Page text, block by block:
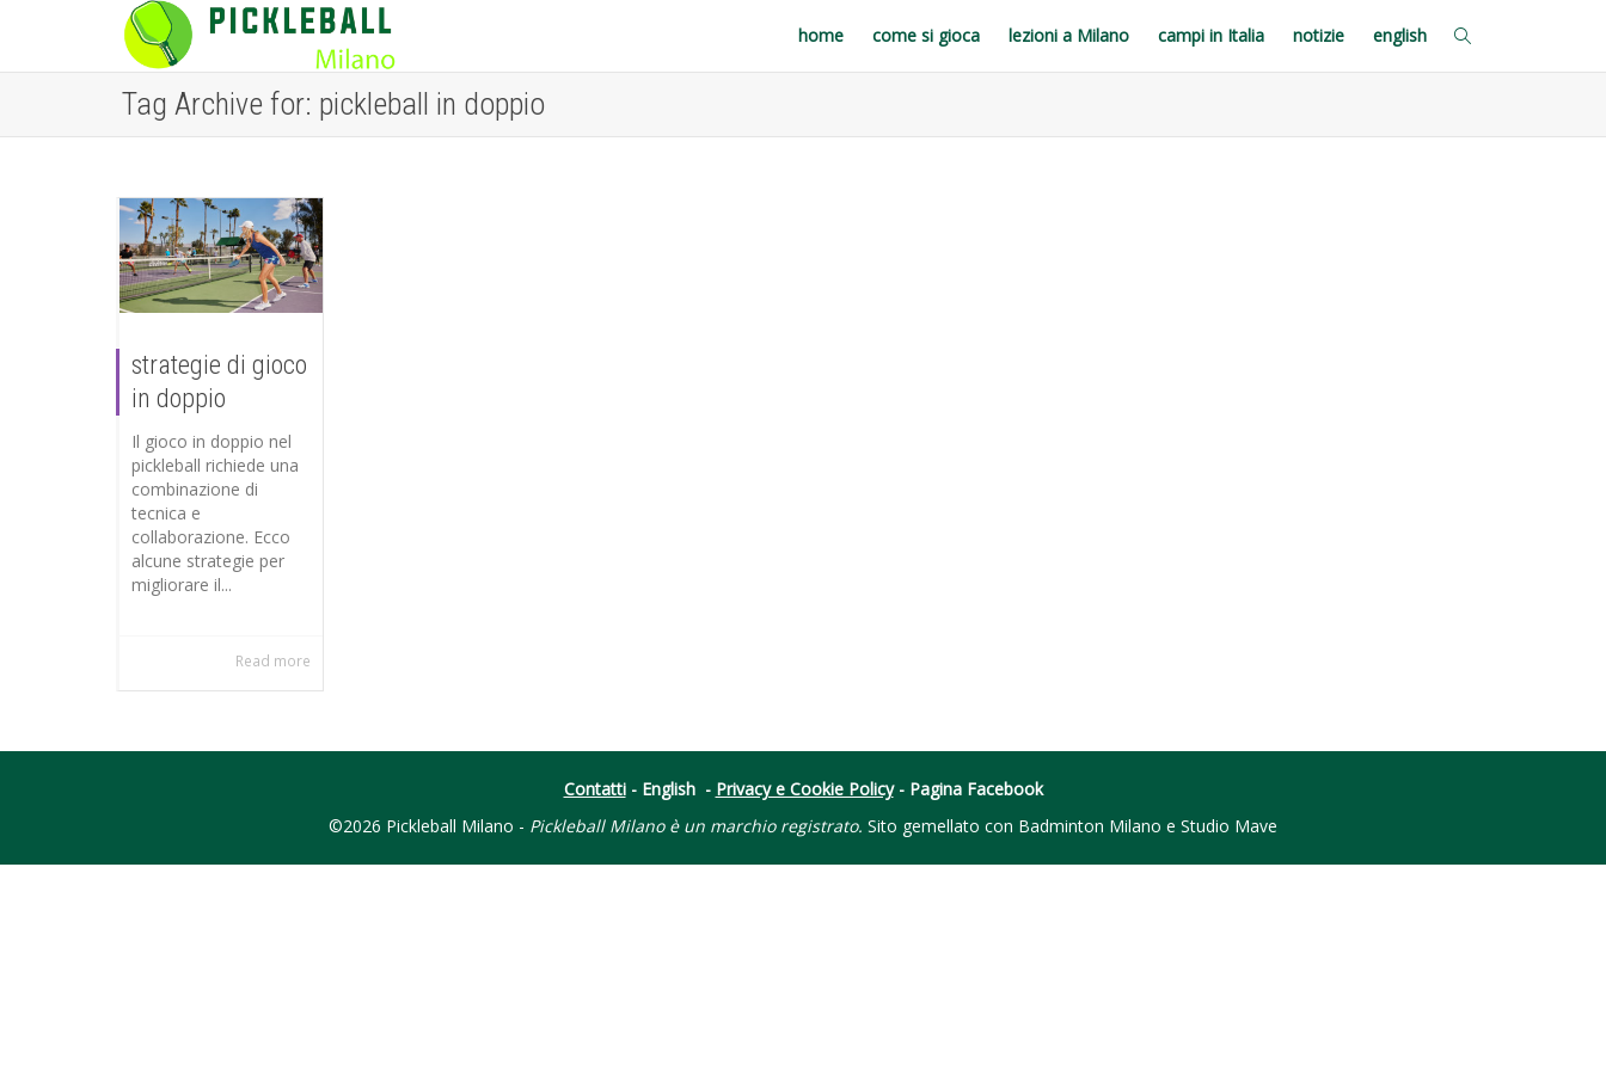
home come si gioca lezioni a Milano campi in Italia notizie english
Tag Archive for: pickleball in doppio
strategie di gioco
in doppio
Il gioco in doppio nel
pickleball richiede una
combinazione di
tecnica e
collaborazione. Ecco
alcune strategie per
migliorare il...
Read more
Contatti- English- Privacy e Cookie Policy- Pagina Facebook
©2026 Pickleball Milano - Pickleball Milano è un marchio registrato. Sito gemellato con Badminton Milano e Studio Mave